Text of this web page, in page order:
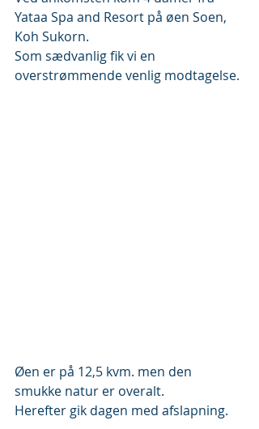
Yataa Spa and Resort på øen Soen,
Koh Sukorn.
Som sædvanlig fik vi en
overstrømmende venlig modtagelse.
Øen er på 12,5 kvm. men den
smukke natur er overalt.
Herefter gik dagen med afslapning.